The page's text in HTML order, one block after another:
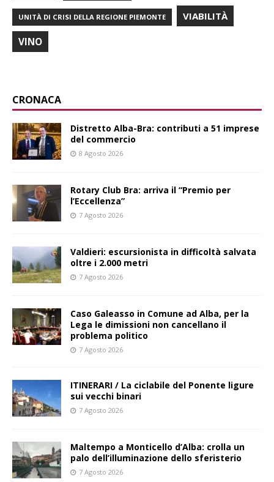
UNITÀ DI CRISI DELLA REGIONE PIEMONTE VIABILITÀ
VINO
CRONACA
Distretto Alba-Bra: contributi a 51 imprese
del commercio
8 Agosto 2026
Rotary Club Bra: arriva il “Premio per
l’Eccellenza”
7 Agosto 2026
Valdieri: escursionista in difficoltà salvata
oltre i 2.000 metri
7 Agosto 2026
Caso Galeasso in Comune ad Alba, per la
Lega le dimissioni non cancellano il
problema politico
7 Agosto 2026
ITINERARI / La ciclabile del Ponente ligure
sui vecchi binari
7 Agosto 2026
Maltempo a Monticello d’Alba: crolla un
palo dell’illuminazione dello sferisterio
7 Agosto 2026